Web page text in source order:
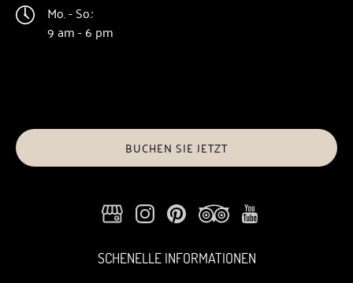
Mo. - So.:
9 am - 6 pm
BUCHEN SIE JETZT
SCHENELLE INFORMATIONEN